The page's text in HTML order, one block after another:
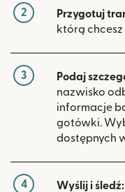
2 Przygotuj
którą chcesz
3 Podaj
nazwisko
informacje
gotówki.
dostępnych
4 Wyślij i śledź: